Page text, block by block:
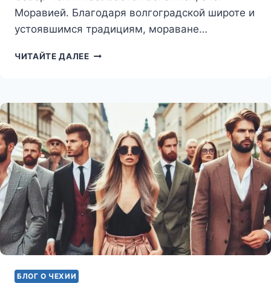
Моравией. Благодаря волгоградской широте и
устоявшимся традициям, мораване…
ЧИТАЙТЕ ДАЛЕЕБУРЧАК
БЛОГ О ЧЕХИИ